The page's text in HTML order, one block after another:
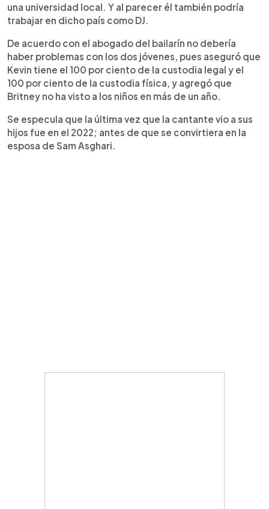
una universidad local. Y al parecer él también podría
trabajar en dicho país como DJ.
De acuerdo con el abogado del bailarín no debería
haber problemas con los dos jóvenes, pues aseguró que
Kevin tiene el 100 por ciento de la custodia legal y el
100 por ciento de la custodia física, y agregó que
Britney no ha visto a los niños en más de un año.
Se especula que la última vez que la cantante vio a sus
hijos fue en el 2022; antes de que se convirtiera en la
esposa de Sam Asghari.